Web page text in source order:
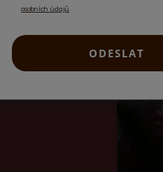
osobních údajů
ODESLAT